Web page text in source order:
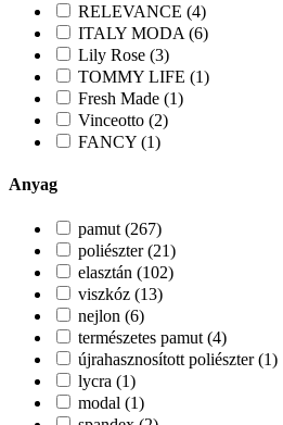
RELEVANCE (4)
ITALY MODA (6)
Lily Rose (3)
TOMMY LIFE (1)
Fresh Made (1)
Vinceotto (2)
FANCY (1)
Anyag
pamut (267)
poliészter (21)
elasztán (102)
viszkóz (13)
nejlon (6)
természetes pamut (4)
újrahasznosított poliészter (1)
lycra (1)
modal (1)